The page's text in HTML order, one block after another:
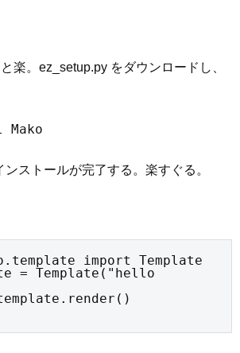
楽。ez_setup.py をダウンロードし、
ストールが完了する。楽すぐる。
import Template
= Template("hello